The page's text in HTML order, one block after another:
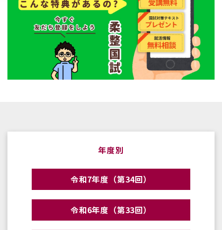
年度別
令和7年度（第34回）
令和6年度（第33回）